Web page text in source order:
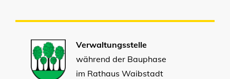
Verwaltungsstelle
während der Bauphase
im Rathaus Waibstadt